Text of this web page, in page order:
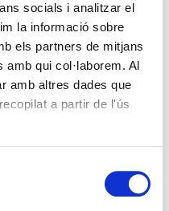
socials i analitzar el
la informació sobre
els partners de mitjans
qui col·laborem. Al
amb altres dades que
a partir de l'ús